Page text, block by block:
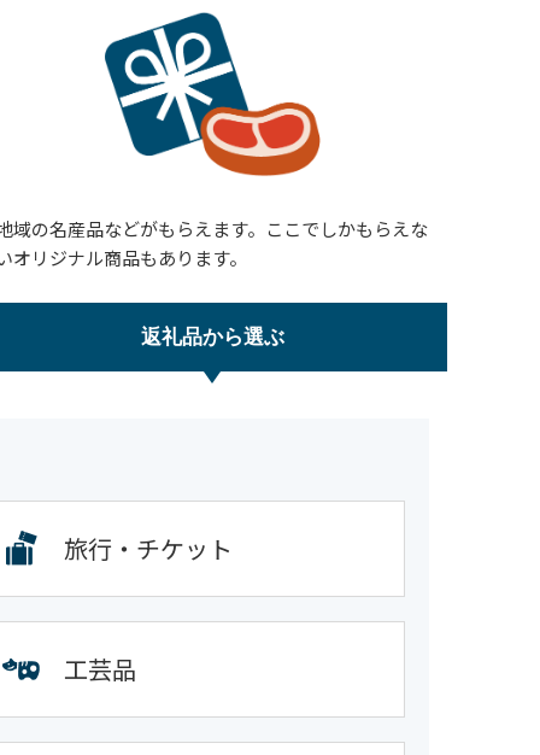
域の名産品などがもらえます。ここでしかもらえな
オリジナル商品もあります。
返礼品から選ぶ
旅行・チケット
工芸品